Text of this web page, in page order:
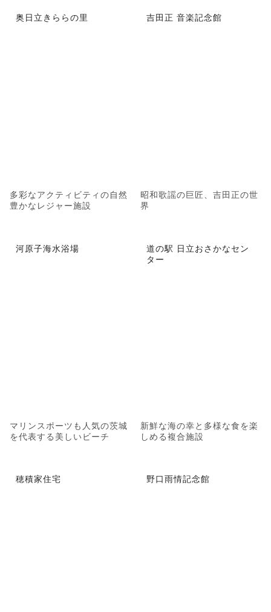
奥日立きららの里
多彩なアクティビティの自然
豊かなレジャー施設
吉田正 音楽記念館
昭和歌謡の巨匠、吉田正の世
界
河原子海水浴場
マリンスポーツも人気の茨城
を代表する美しいビーチ
道の駅 日立おさかなセン
ター
新鮮な海の幸と多様な食を楽
しめる複合施設
穂積家住宅 野口雨情記念館